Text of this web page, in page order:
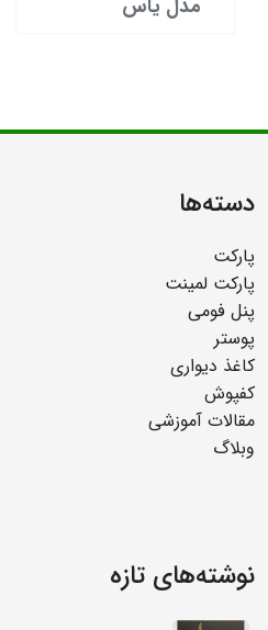
مدل یاس
دسته‌ها
پارکت
پارکت لمینت
پنل فومی
پوستر
کاغذ دیواری
کفپوش
مقالات آموزشی
وبلاگ
نوشته‌های تازه